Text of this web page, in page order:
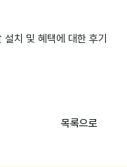
치 및 혜택에 대한 후기
목록으로